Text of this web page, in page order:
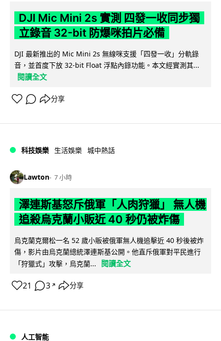
DJI Mic Mini 2s 實測 四發一收同步獨
立錄音 32-bit 防爆咪拍片必備
DJI 最新推出的 Mic Mini 2s 無線咪支援「四發一收」分軌錄
音，並首度下放 32-bit Float 浮點內錄功能。本文經實測其...
閱讀全文
分享
科技娛樂 生活娛樂 城中熱話
Lawton 7 小時
澤連斯基怒斥俄軍「人肉狩獵」 無人機
追殺烏克蘭小販近 40 秒仍被炸傷
烏克蘭克爾松一名 52 歲小販被俄軍無人機追擊近 40 秒後被炸
傷，影片由烏克蘭總統澤連斯基公開。他直斥俄軍對平民進行
「狩獵式」攻擊，烏克蘭...
閱讀全文
21 3 ↗ 分享
人工智能